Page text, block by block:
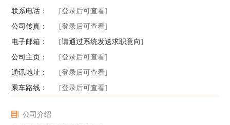
联系电话：
[登录后可查看]
公司传真：
[登录后可查看]
电子邮箱：
[请通过系统发送求职意向]
公司主页：
[登录后可查看]
通讯地址：
[登录后可查看]
乘车路线：
[登录后可查看]
公司介绍